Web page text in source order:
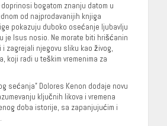
doprinosi bogatom znanju datom u
od najprodavanijih knjiga
pokazuju duboko osećanje ljubavlju
je Isus nosio. Ne morate biti hrišćanin
zagrejali njegovu sliku kao živog,
koji radi u teškim vremenima za
sećanja” Dolores Kenon dodaje novu
ključnih likova i vremena
doba istorije, sa zapanjujućim i